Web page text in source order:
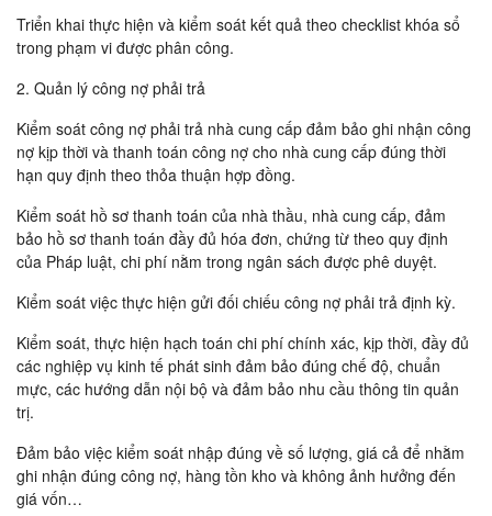
Triển khai thực hiện và kiểm soát kết quả theo checklist khóa sổ
trong phạm vi được phân công.
2. Quản lý công nợ phải trả
Kiểm soát công nợ phải trả nhà cung cấp đảm bảo ghi nhận công
nợ kịp thời và thanh toán công nợ cho nhà cung cấp đúng thời
hạn quy định theo thỏa thuận hợp đồng.
Kiểm soát hồ sơ thanh toán của nhà thầu, nhà cung cấp, đảm
bảo hồ sơ thanh toán đầy đủ hóa đơn, chứng từ theo quy định
của Pháp luật, chi phí nằm trong ngân sách được phê duyệt.
Kiểm soát việc thực hiện gửi đối chiếu công nợ phải trả định kỳ.
Kiểm soát, thực hiện hạch toán chi phí chính xác, kịp thời, đầy đủ
các nghiệp vụ kinh tế phát sinh đảm bảo đúng chế độ, chuẩn
mực, các hướng dẫn nội bộ và đảm bảo nhu cầu thông tin quản
trị.
Đảm bảo việc kiểm soát nhập đúng về số lượng, giá cả để nhằm
ghi nhận đúng công nợ, hàng tồn kho và không ảnh hưởng đến
giá vốn…